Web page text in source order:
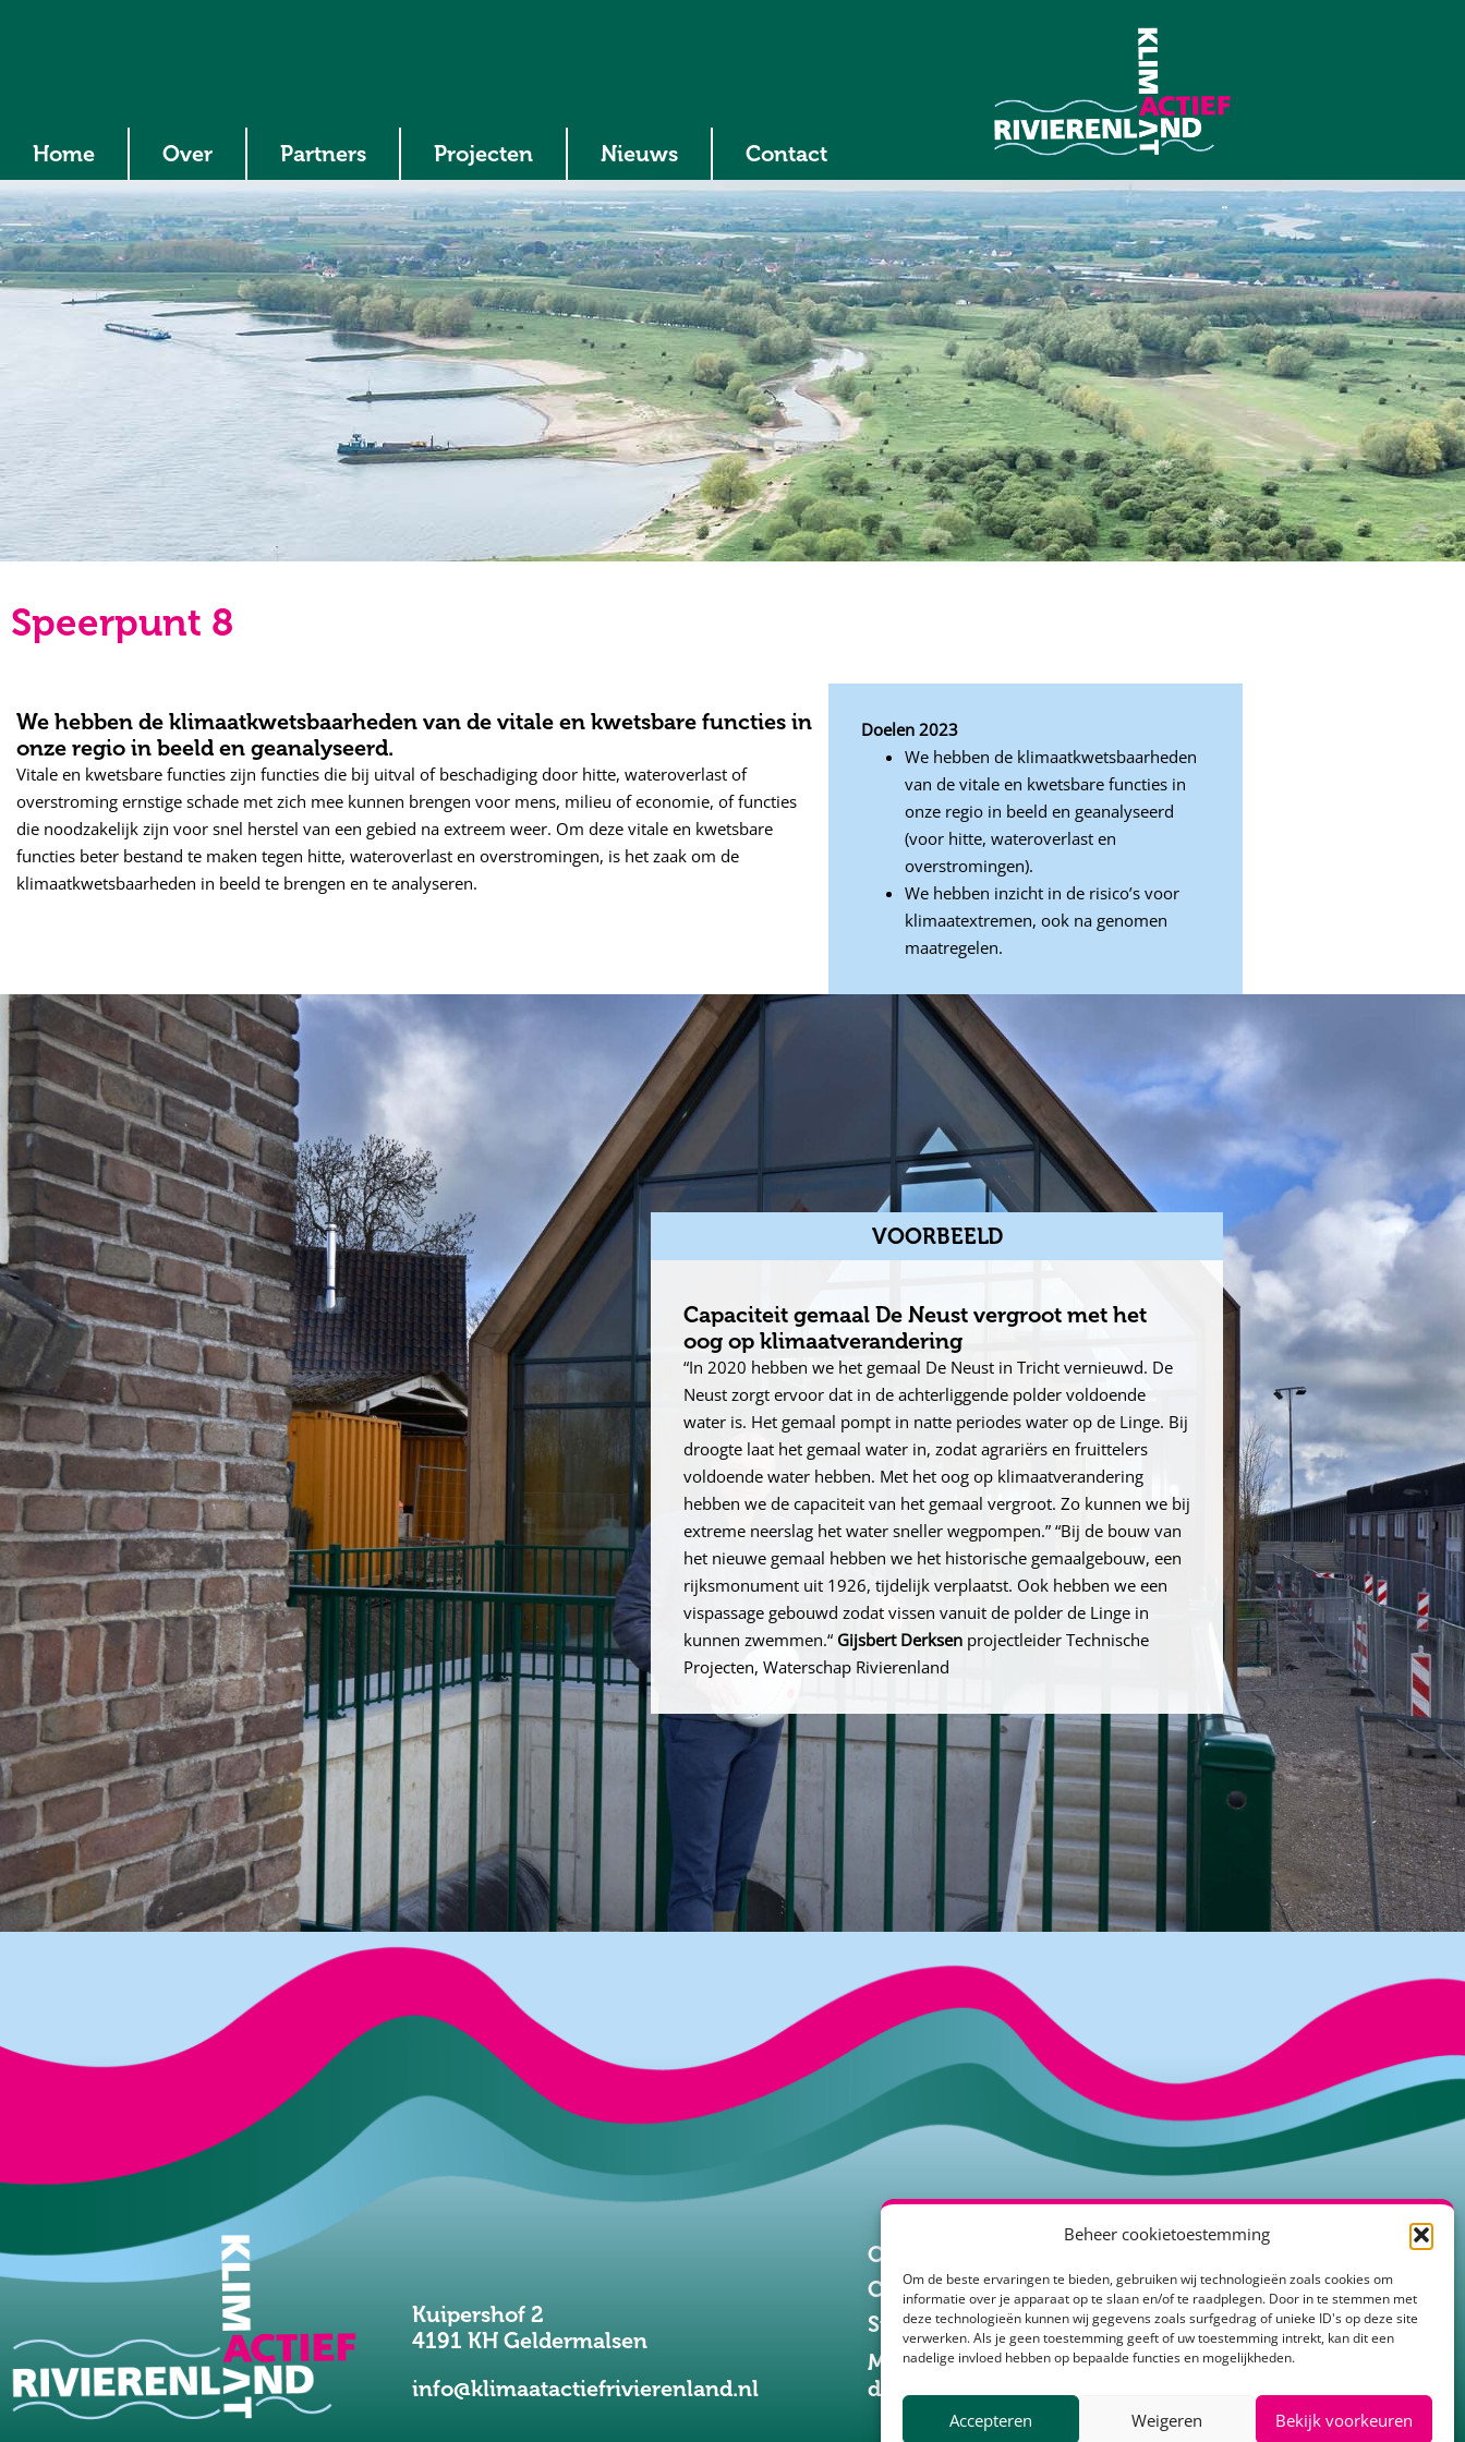
Beheer cookietoestemming
Om de beste ervaringen te bieden, gebruiken wij technologieën zoals cookies om
informatie over je apparaat op te slaan en/of te raadplegen. Door in te stemmen met
deze technologieën kunnen wij gegevens zoals surfgedrag of unieke ID's op deze site
verwerken. Als je geen toestemming geeft of uw toestemming intrekt, kan dit een
nadelige invloed hebben op bepaalde functies en mogelijkheden.
Accepteren Weigeren Bekijk voorkeuren
Home Over Partners Projecten Nieuws Contact
Speerpunt 8
We hebben de klimaatkwetsbaarheden van de vitale en kwetsbare functies in
onze regio in beeld en geanalyseerd.
Vitale en kwetsbare functies zijn functies die bij uitval of beschadiging door hitte, wateroverlast of
overstroming ernstige schade met zich mee kunnen brengen voor mens, milieu of economie, of functies
die noodzakelijk zijn voor snel herstel van een gebied na extreem weer. Om deze vitale en kwetsbare
functies beter bestand te maken tegen hitte, wateroverlast en overstromingen, is het zaak om de
klimaatkwetsbaarheden in beeld te brengen en te analyseren.
Doelen 2023
We hebben de klimaatkwetsbaarheden
van de vitale en kwetsbare functies in
onze regio in beeld en geanalyseerd
(voor hitte, wateroverlast en
overstromingen).
We hebben inzicht in de risico’s voor
klimaatextremen, ook na genomen
maatregelen.
VOORBEELD
Capaciteit gemaal De Neust vergroot met het
oog op klimaatverandering
“In 2020 hebben we het gemaal De Neust in Tricht vernieuwd. De
Neust zorgt ervoor dat in de achterliggende polder voldoende
water is. Het gemaal pompt in natte periodes water op de Linge. Bij
droogte laat het gemaal water in, zodat agrariërs en fruittelers
voldoende water hebben. Met het oog op klimaatverandering
hebben we de capaciteit van het gemaal vergroot. Zo kunnen we bij
extreme neerslag het water sneller wegpompen.” “Bij de bouw van
het nieuwe gemaal hebben we het historische gemaalgebouw, een
rijksmonument uit 1926, tijdelijk verplaatst. Ook hebben we een
vispassage gebouwd zodat vissen vanuit de polder de Linge in
kunnen zwemmen.“ Gijsbert Derksenprojectleider Technische
Projecten, Waterschap Rivierenland
Kuipershof 2
4191 KH Geldermalsen
info@klimaatactiefrivierenland.nl
Over Klimaatactiefrivierenland
Communicatietoolbox
Stakeholders
Meld je aan voor
de nieuwsbrief